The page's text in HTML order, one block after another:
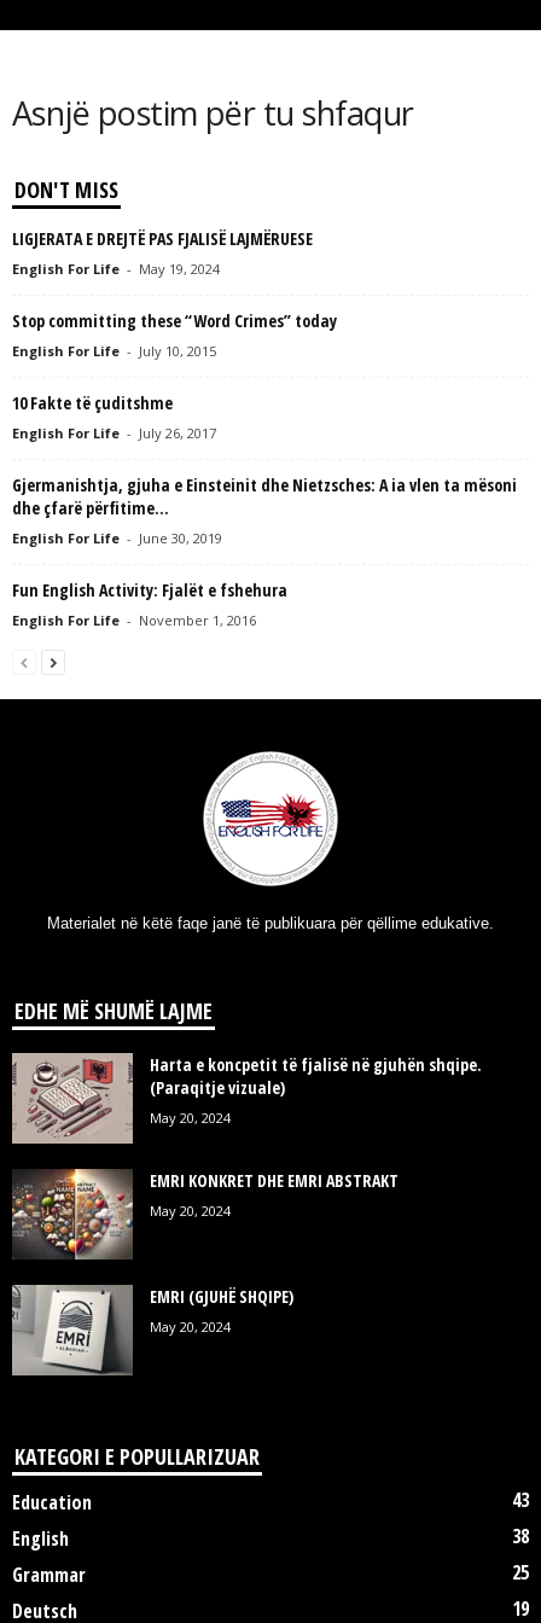
L
Asnjë postim për tu shfaqur
DON'T MISS
LIGJERATA E DREJTË PAS FJALISË LAJMËRUESE
English For Life - May 19, 2024
Stop committing these “Word Crimes” today
English For Life - July 10, 2015
10 Fakte të çuditshme
English For Life - July 26, 2017
Gjermanishtja, gjuha e Einsteinit dhe Nietzsches: A ia vlen ta mësoni
dhe çfarë përfitime...
English For Life - June 30, 2019
Fun English Activity: Fjalët e fshehura
English For Life - November 1, 2016
Materialet në këtë faqe janë të publikuara për qëllime edukative.
EDHE MË SHUMË LAJME
Harta e koncpetit të fjalisë në gjuhën shqipe.
(Paraqitje vizuale)
May 20, 2024
EMRI KONKRET DHE EMRI ABSTRAKT
May 20, 2024
EMRI (GJUHË SHQIPE)
May 20, 2024
KATEGORI E POPULLARIZUAR
Education
43
English
38
Grammar
25
Deutsch
19